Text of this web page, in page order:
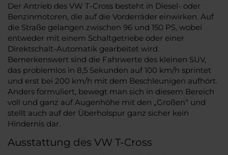
Der Antrieb des VW T-Cross besteht in Diesel- oder
Benzinmotoren, die auf die Vorderräder einwirken. Auf
die Straße gelangen zwischen 96 und 150 PS, wobei
entweder mit einem Schaltgetriebe oder einer
Direktschalt-Automatik gearbeitet wird.
Bemerkenswert sind die Fahrwerte des kleinen SUV,
das problemlos in 8,5 Sekunden auf 100 km/h sprintet
und erst bei 200 km/h mit dem Beschleunigen aufhört.
Anders formuliert, bewegt man sich in diesem Bereich
voll und ganz auf Augenhöhe mit den „Großen“ und
stellt auch auf der Überholspur ganz sicher kein
Hindernis dar.
Ausstattung des VW T-Cross